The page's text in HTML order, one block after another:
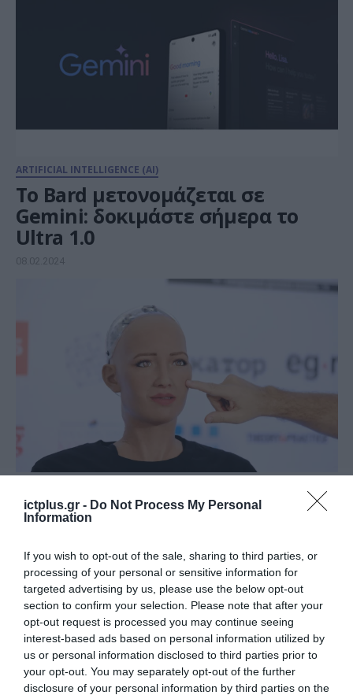
ictplus.gr - Do Not Process My Personal
Information
If you wish to opt-out of the sale, sharing to third parties, or
processing of your personal or sensitive information for
targeted advertising by us, please use the below opt-out
section to confirm your selection. Please note that after your
opt-out request is processed you may continue seeing
interest-based ads based on personal information utilized by
us or personal information disclosed to third parties prior to
your opt-out. You may separately opt-out of the further
disclosure of your personal information by third parties on the
ARTIFICIAL INTELLIGENCE (AI)
Το Bard μετονομάζεται σε
Gemini: δοκιμάστε σήμερα το
Ultra 1.0
08.02.2024
Έρχεται στην Ελλάδα το πιο
06.02.2024